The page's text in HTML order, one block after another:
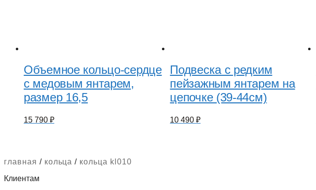
Объемное кольцо-сердце
с медовым янтарем,
размер 16,5
15 790 ₽
Подвеска с редким
пейзажным янтарем на
цепочке (39-44см)
10 490₽
главная / кольца / кольца kl010
Клиентам